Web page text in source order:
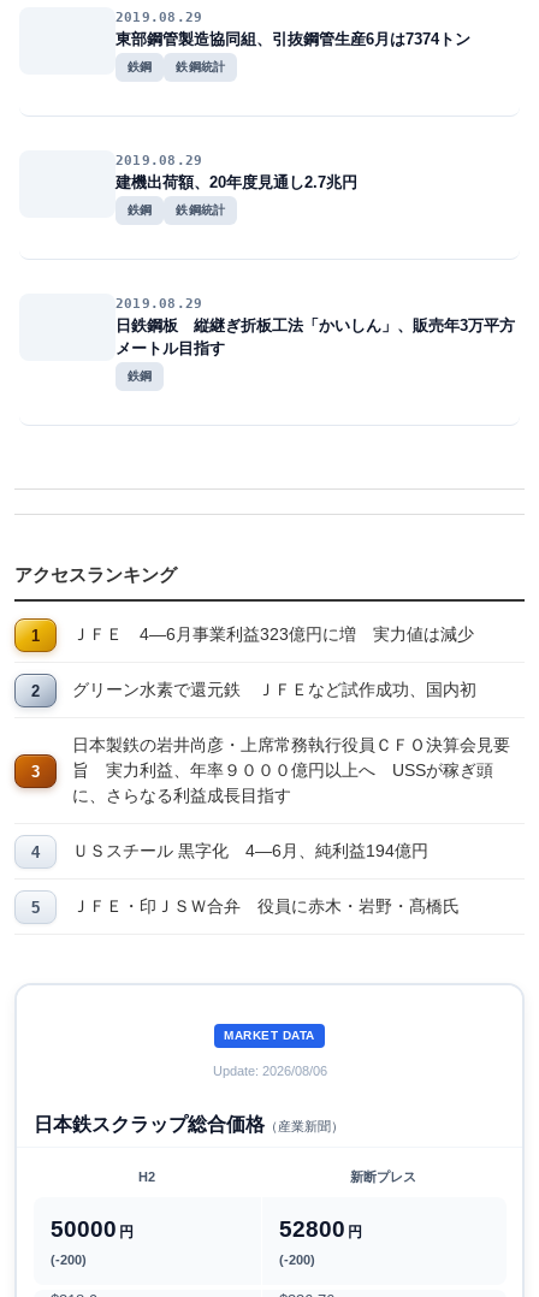
2019.08.29
東部鋼管製造協同組、引抜鋼管生産6月は7374トン
鉄鋼 鉄鋼統計
2019.08.29
建機出荷額、20年度見通し2.7兆円
鉄鋼 鉄鋼統計
2019.08.29
日鉄鋼板 縦継ぎ折板工法「かいしん」、販売年3万平方
メートル目指す
鉄鋼
アクセスランキング
ＪＦＥ 4―6月事業利益323億円に増 実力値は減少
グリーン水素で還元鉄 ＪＦＥなど試作成功、国内初
日本製鉄の岩井尚彦・上席常務執行役員ＣＦＯ決算会見要
旨 実力利益、年率９０００億円以上へ USSが稼ぎ頭
に、さらなる利益成長目指す
ＵＳスチール 黒字化 4―6月、純利益194億円
ＪＦＥ・印ＪＳＷ合弁 役員に赤木・岩野・髙橋氏
MARKET DATA
Update: 2026/08/06
日本鉄スクラップ総合価格（産業新聞）
H2 新断プレス
50000 円
(-200)
52800 円
(-200)